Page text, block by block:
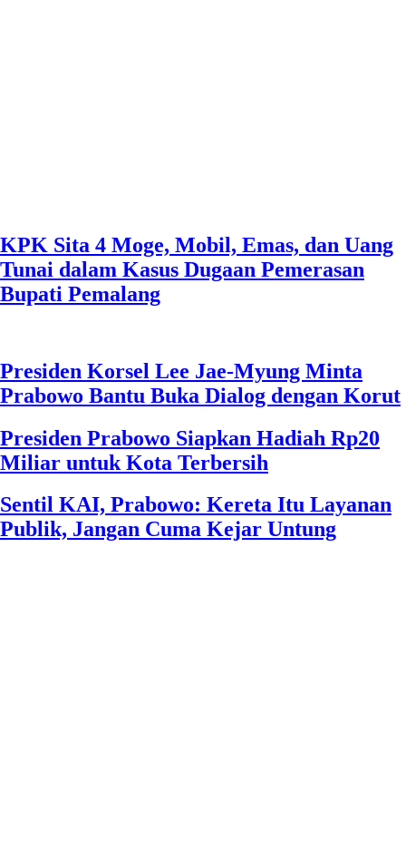
Sentil KAI, Prabowo: Kereta Itu Layanan
Publik, Jangan Cuma Kejar Untung